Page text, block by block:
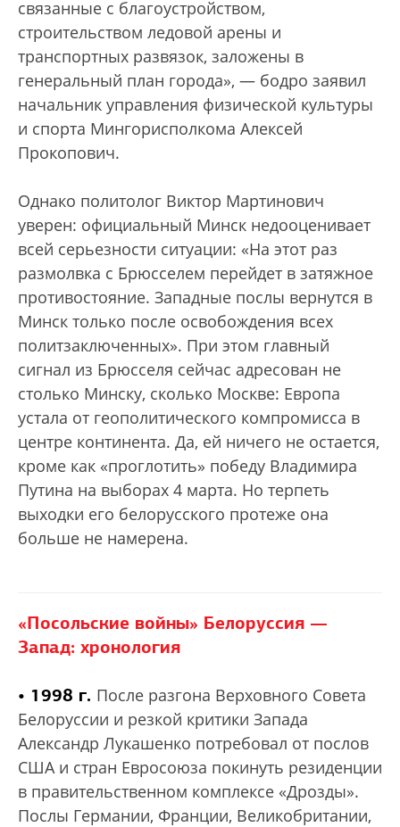
связанные с благоустройством,
строительством ледовой арены и
транспортных развязок, заложены в
генеральный план города», — бодро заявил
начальник управления физической культуры
и спорта Мингорисполкома Алексей
Прокопович.
Однако политолог Виктор Мартинович
уверен: официальный Минск недооценивает
всей серьезности ситуации: «На этот раз
размолвка с Брюсселем перейдет в затяжное
противостояние. Западные послы вернутся в
Минск только после освобождения всех
политзаключенных». При этом главный
сигнал из Брюсселя сейчас адресован не
столько Минску, сколько Москве: Европа
устала от геополитического компромисса в
центре континента. Да, ей ничего не остается,
кроме как «проглотить» победу Владимира
Путина на выборах 4 марта. Но терпеть
выходки его белорусского протеже она
больше не намерена.
«Посольские войны» Белоруссия —
Запад: хронология
• 1998 г. После разгона Верховного Совета
Белоруссии и резкой критики Запада
Александр Лукашенко потребовал от послов
США и стран Евросоюза покинуть резиденции
в правительственном комплексе «Дрозды».
Послы Германии, Франции, Великобритании,